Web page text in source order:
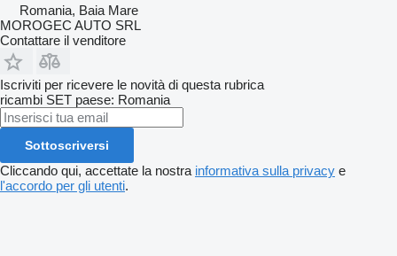
Romania, Baia Mare
MOROGEC AUTO SRL
Contattare il venditore
Iscriviti per ricevere le novità di questa rubrica
ricambi SET paese: Romania
Sottoscriversi
Cliccando qui, accettate la nostra informativa sulla privacy e
l'accordo per gli utenti.